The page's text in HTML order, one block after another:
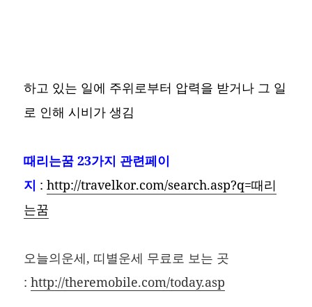
하고 있는 일에 주위로부터 압력을 받거나 그 일
로 인해 시비가 생김
때리는꿈23가지 관련페이
지 :http://travelkor.com/search.asp?q=때리
는꿈
오늘의운세, 띠별운세 무료로 보는 곳
:http://theremobile.com/today.asp